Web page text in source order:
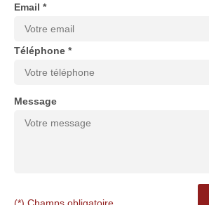
Email *
Téléphone *
Message
(*) Champs obligatoire